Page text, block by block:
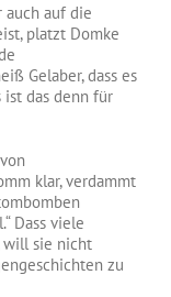
auch auf die
platzt Domke
Gelaber, dass es
ist das denn für
klar, verdammt
Dass viele
will sie nicht
zu